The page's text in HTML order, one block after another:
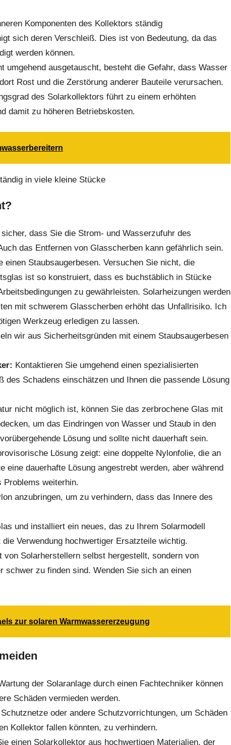
Komponenten des Kollektors ständig
sich deren Verschleiß. Dies ist von Bedeutung, da das
werden können.
umgehend ausgetauscht, besteht die Gefahr, dass Wasser
Rost und die Zerstörung anderer Bauteile verursachen.
des Solarkollektors führt zu einem erhöhten
damit zu höheren Betriebskosten.
dass Sie die Strom- und Wasserzufuhr des
das Entfernen von Glasscherben kann gefährlich sein.
Staubsaugerbesen. Versuchen Sie nicht, die
ist so konstruiert, dass es buchstäblich in Stücke
zu gewährleisten. Solarheizungen werden
mit schwerem Glasscherben erhöht das Unfallrisiko. Ich
Werkzeug erledigen zu lassen.
Kontaktieren Sie umgehend einen spezialisierten
des Schadens einschätzen und Ihnen die passende Lösung
nicht möglich ist, können Sie das zerbrochene Glas mit
um das Eindringen von Wasser und Staub in den
Lösung und sollte nicht dauerhaft sein.
Lösung zeigt: eine doppelte Nylonfolie, die an
dauerhafte Lösung angestrebt werden, aber während
Problems weiterhin.
und installiert ein neues, das zu Ihrem Solarmodell
Verwendung hochwertiger Ersatzteile wichtig.
Solarherstellern selbst hergestellt, sondern von
schwer zu finden sind. Wenden Sie sich an einen
zur solaren Warmwassererzeugung
der Solaranlage durch einen Fachtechniker können
Schäden vermieden werden.
oder andere Schutzvorrichtungen, um Schäden
Kollektor fallen könnten, zu verhindern.
einen Solarkollektor aus hochwertigen Materialien, der